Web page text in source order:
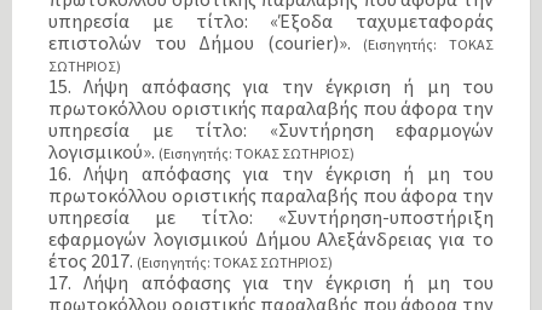
υπηρεσία με τίτλο: «Έξοδα ταχυμεταφοράς
επιστολών του Δήμου (courier)».
(Εισηγητής: ΤΟΚΑΣ
ΣΩΤΗΡΙΟΣ)
15. Λήψη απόφασης για την έγκριση ή μη του
πρωτοκόλλου οριστικής παραλαβής που άφορα την
υπηρεσία με τίτλο: «Συντήρηση εφαρμογών
λογισμικού». (Εισηγητής: ΤΟΚΑΣ ΣΩΤΗΡΙΟΣ)
16. Λήψη απόφασης για την έγκριση ή μη του
πρωτοκόλλου οριστικής παραλαβής που άφορα την
υπηρεσία με τίτλο: «Συντήρηση-υποστήριξη
εφαρμογών λογισμικού Δήμου Αλεξάνδρειας για το
έτος 2017. (Εισηγητής: ΤΟΚΑΣ ΣΩΤΗΡΙΟΣ)
17. Λήψη απόφασης για την έγκριση ή μη του
πρωτοκόλλου οριστικής παραλαβής που άφορα την